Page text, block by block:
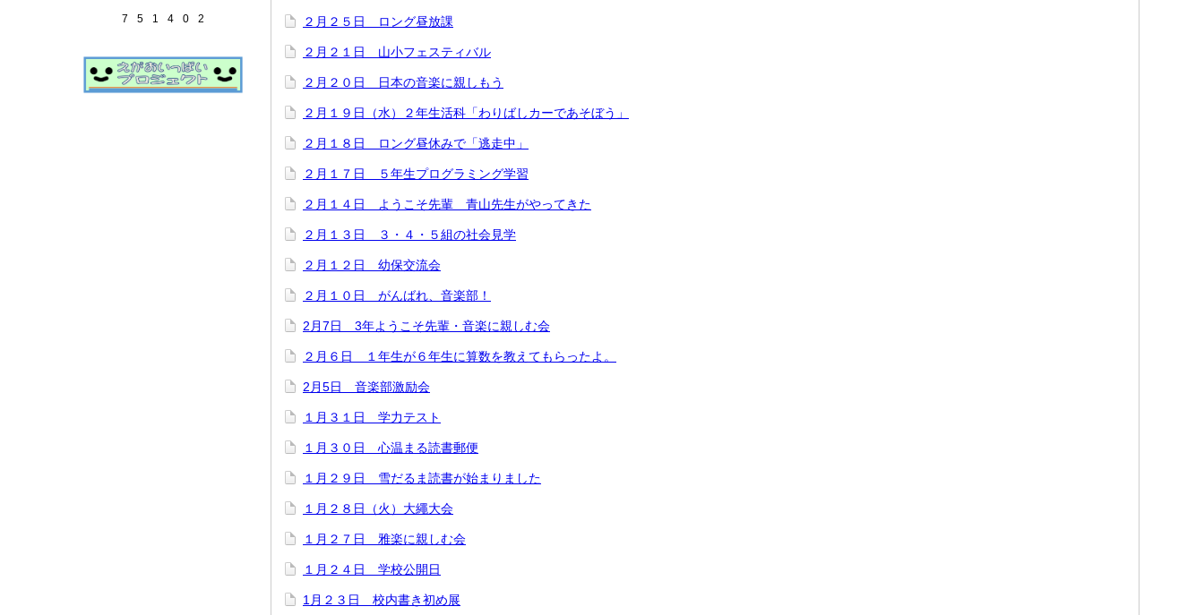
7 5 1 4 0 2 ２月２５日 ロング昼放課
２月２１日 山小フェスティバル
２月２０日 日本の音楽に親しもう
２月１９日（水）２年生活科「わりばしカーであそぼう」
２月１８日 ロング昼休みで「逃走中」
２月１７日 ５年生プログラミング学習
２月１４日 ようこそ先輩 青山先生がやってきた
２月１３日 ３・４・５組の社会見学
２月１２日 幼保交流会
２月１０日 がんばれ、音楽部！
2月7日 3年ようこそ先輩・音楽に親しむ会
２月６日 １年生が６年生に算数を教えてもらったよ。
2月5日 音楽部激励会
１月３１日 学力テスト
１月３０日 心温まる読書郵便
１月２９日 雪だるま読書が始まりました
１月２８日（火）大繩大会
１月２７日 雅楽に親しむ会
１月２４日 学校公開日
1月２３日 校内書き初め展